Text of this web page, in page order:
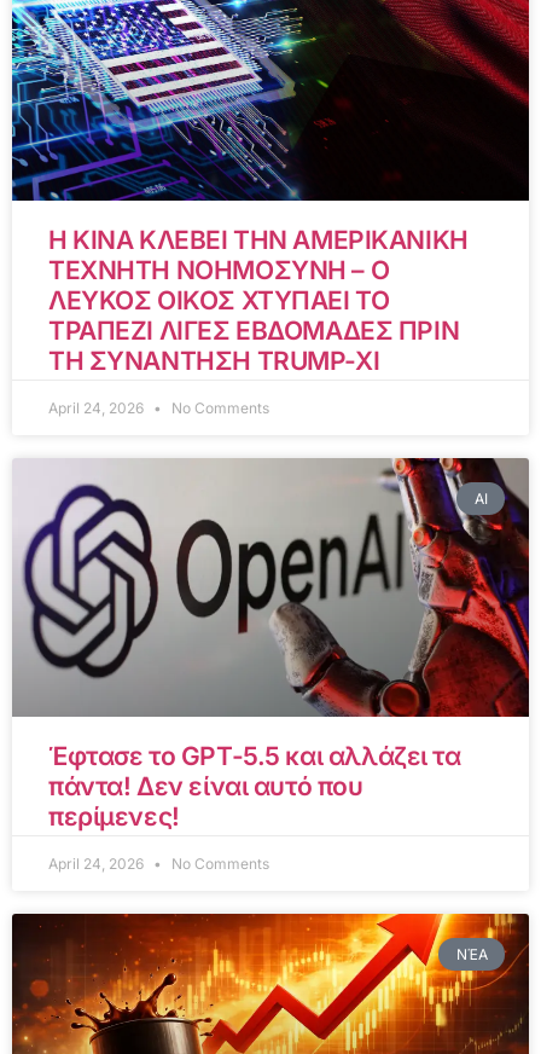
Η ΚΙΝΑ ΚΛΕΒΕΙ ΤΗΝ ΑΜΕΡΙΚΑΝΙΚΗ
ΤΕΧΝΗΤΗ ΝΟΗΜΟΣΥΝΗ – Ο
ΛΕΥΚΟΣ ΟΙΚΟΣ ΧΤΥΠΑΕΙ ΤΟ
ΤΡΑΠΕΖΙ ΛΙΓΕΣ ΕΒΔΟΜΑΔΕΣ ΠΡΙΝ
ΤΗ ΣΥΝΑΝΤΗΣΗ TRUMP-XI
April 24, 2026 No Comments
AI
Έφτασε το GPT-5.5 και αλλάζει τα
πάντα! Δεν είναι αυτό που
περίμενες!
April 24, 2026 No Comments
ΝΈΑ